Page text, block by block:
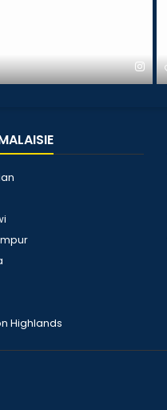
Highlands